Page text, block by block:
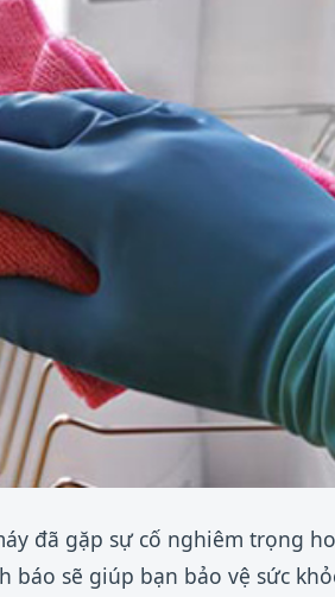
đã gặp sự cố nghiêm trọng
báo sẽ giúp bạn bảo vệ sức